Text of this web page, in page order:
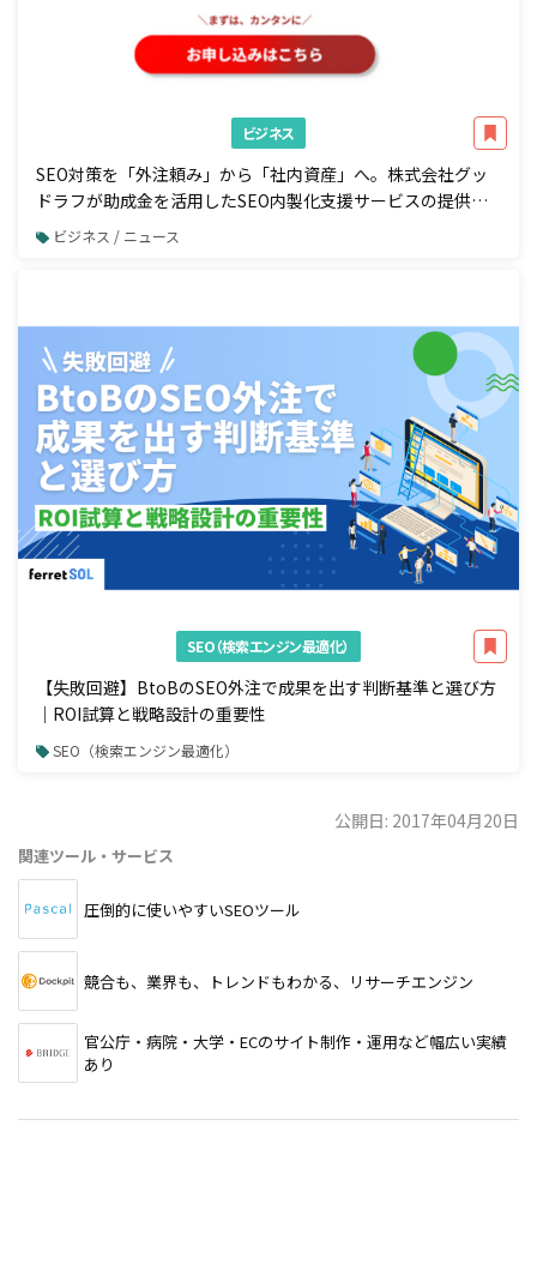
ビジネス
SEO対策を「外注頼み」から「社内資産」へ。株式会社グッ
ドラフが助成金を活用したSEO内製化支援サービスの提供を
開始ビジネス / ニュース
SEO（検索エンジン最適化）
【失敗回避】BtoBのSEO外注で成果を出す判断基準と選び方
｜ROI試算と戦略設計の重要性
SEO（検索エンジン最適化）
公開日: 2017年04月20日
関連ツール・サービス
圧倒的に使いやすいSEOツール
競合も、業界も、トレンドもわかる、リサーチエンジン
官公庁・病院・大学・ECのサイト制作・運用など幅広い実績
あり